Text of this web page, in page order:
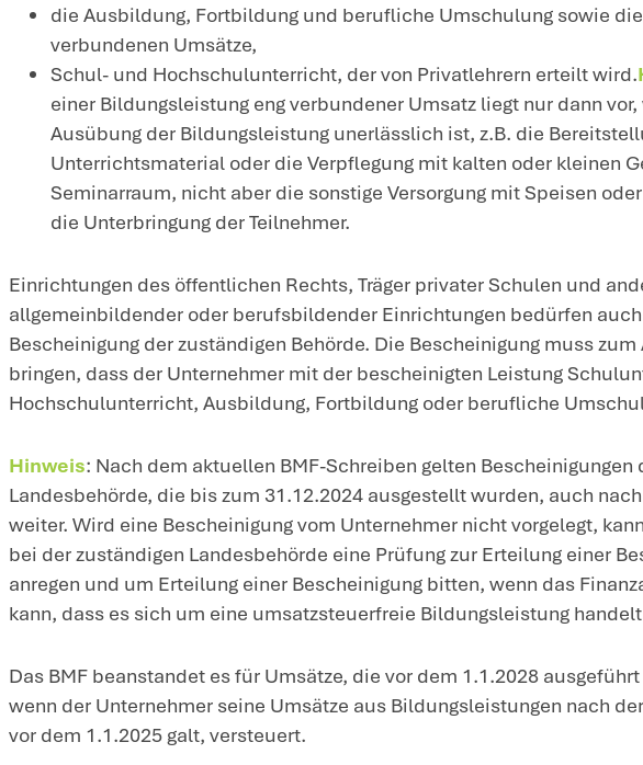
zuständigen Landesbehörde voraus, dass
Bildungsleistungen erbringt. Das Gesetz
Umsatzsteuerfreiheit nunmehr auch für
vonPrivatlehrernerteilt wird. Auch kommt
Hochschulunterricht, Ausbildung,
auf die Rechtsform des Unternehmers,
zuständigen Landesbehörde vorliegen
Wesentlicher Inhalt des aktuellen BMF-
Das BMF erläutert sehr ausführlich die
gehören die folgenden Bereiche:
der Schul- und Hochschulunterricht
die Ausbildung, Fortbildung und
verbundenen Umsätze,
Schul- und Hochschulunterricht, der
einer Bildungsleistung eng